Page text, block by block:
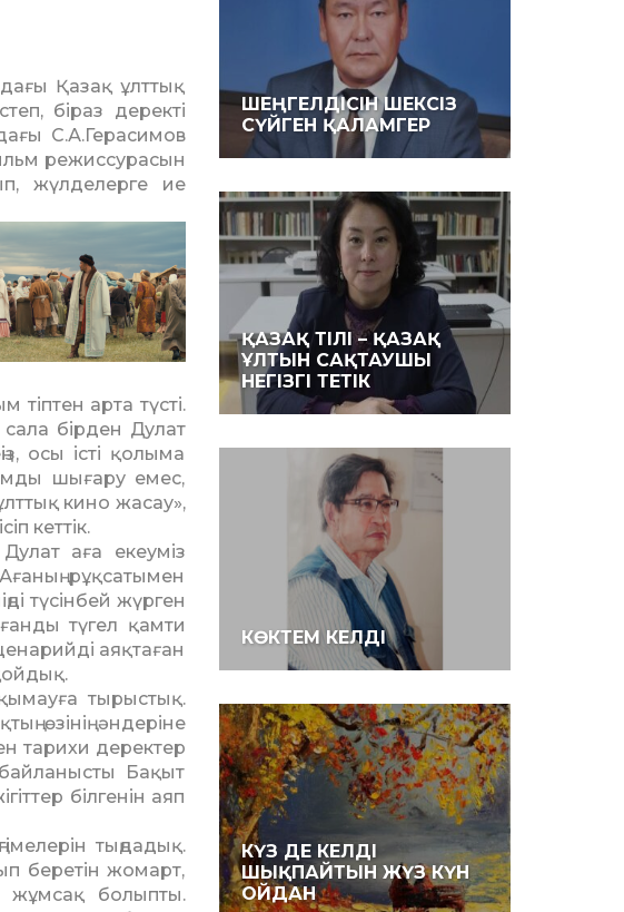
Қазақ ұлттық
біраз деректі
С.А.Герасимов
режиссурасын
жүлделерге ие
арта түсті.
бірден Дулат
осы істі қолыма
шығару емес,
кино жасау»,
кеттік.
аға екеуміз
рұқсатымен
түсінбей жүрген
түгел қамти
аяқтаған
тырыстық.
өзінің әндеріне
тарихи деректер
Бақыт
білгенін аяп
тыңдадық.
беретін жомарт,
жұмсақ болыпты.
ШЕҢГЕЛДІСІН ШЕКСІЗ
СҮЙГЕН ҚАЛАМГЕР
ҚАЗАҚ ТІЛІ – ҚАЗАҚ
ҰЛТЫН САҚТАУШЫ
НЕГІЗГІ ТЕТІК
КӨКТЕМ КЕЛДІ
КҮЗ ДЕ КЕЛДІ
ШЫҚПАЙТЫН ЖҮЗ КҮН
ОЙДАН